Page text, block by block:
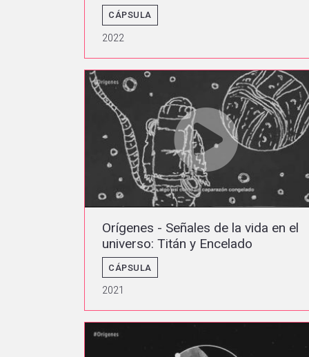
CÁPSULA
2022
Orígenes - Señales de la vida en el
universo: Titán y Encelado
CÁPSULA
2021